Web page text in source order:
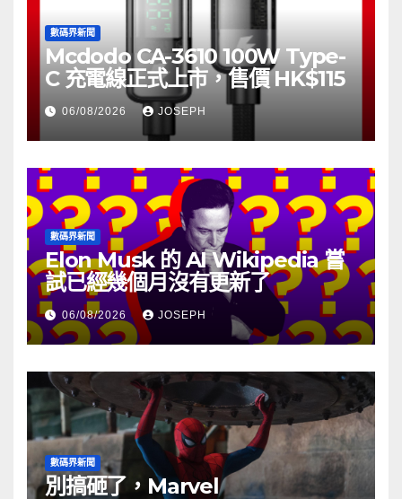
數碼界新聞
Mcdodo CA-3610 100W Type-
C 充電線正式上市，售價 HK$115
06/08/2026 JOSEPH
數碼界新聞
Elon Musk 的 AI Wikipedia 嘗
試已經幾個月沒有更新了
06/08/2026 JOSEPH
數碼界新聞
別搞砸了，Marvel